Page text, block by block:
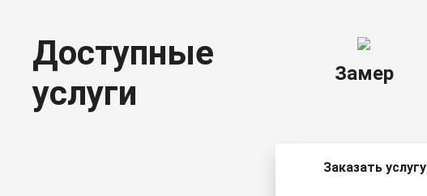
Доступные
услуги
Замер
Заказать услугу